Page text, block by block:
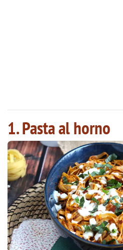
1. Pasta al horno